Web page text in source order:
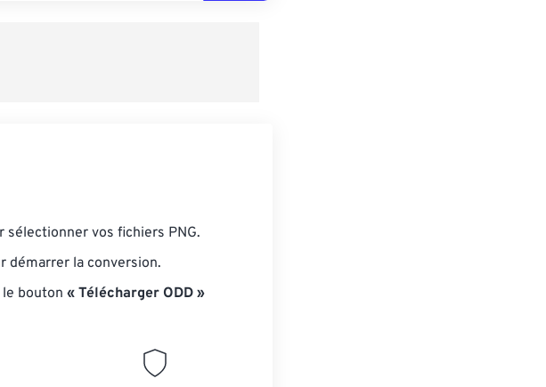
sélectionner vos fichiers PNG.
démarrer la conversion.
bouton « Télécharger ODD »